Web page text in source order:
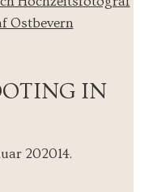
IN
202014.